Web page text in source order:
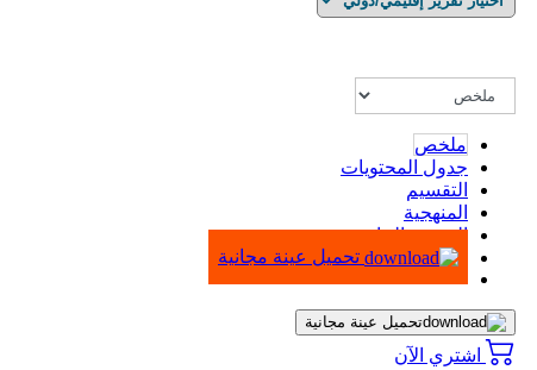
ملخص
جدول المحتويات
التقسيم
المنهجية
الرسوم البيانية
تحميل عينة مجانية
تحميل عينة مجانية
اشتري الآن